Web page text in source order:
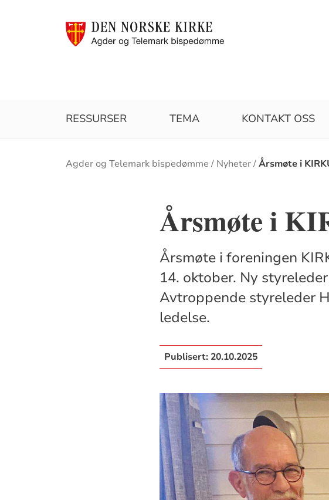
RESSURSER TEMA KONTAKT OSS
Brødsmulesti
Agder og Telemark bispedømme Nyheter Årsmøte i
Årsmøte i
Årsmøte i foreningen
14. oktober. Ny
Avtroppende styreleder
ledelse.
Publisert: 20.10.2025